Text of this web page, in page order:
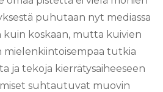
puhutaan nyt mediassa
kuin koskaan, mutta kuivien
mielenkiintoisempaa tutkia
ja tekoja kierrätysaiheeseen
suhtautuvat muovin